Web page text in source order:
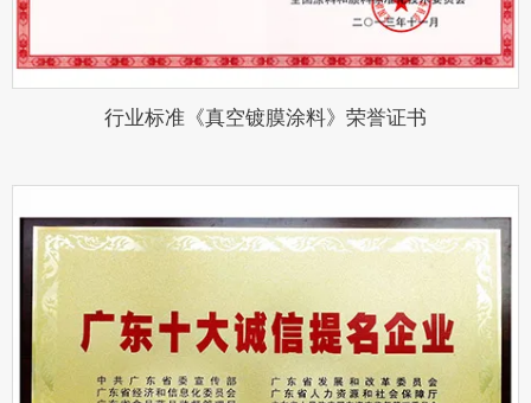
行业标准《真空镀膜涂料》荣誉证书